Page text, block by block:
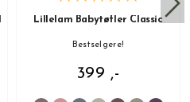
Lillelam Babytøfler Classic
Bestselgere!
399 ,-